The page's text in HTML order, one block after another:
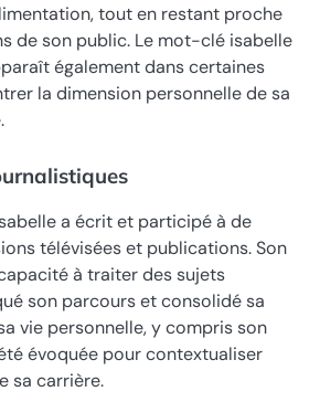
tout en restant proche
de son public. Le mot-clé isabelle
également dans certaines
la dimension personnelle de sa
a écrit et participé à de
télévisées et publications. Son
à traiter des sujets
son parcours et consolidé sa
vie personnelle, y compris son
évoquée pour contextualiser
sa carrière.